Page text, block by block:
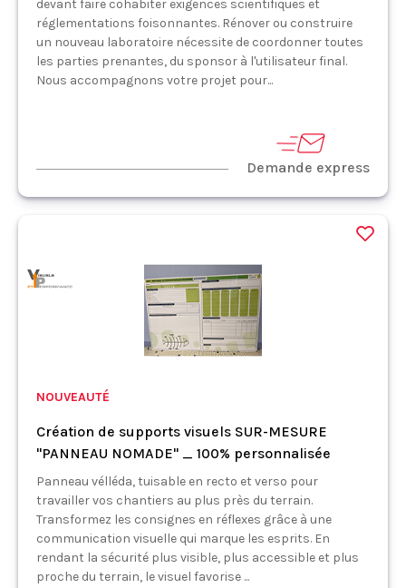
devant faire cohabiter exigences scientifiques et
réglementations foisonnantes. Rénover ou construire
un nouveau laboratoire nécessite de coordonner toutes
les parties prenantes, du sponsor à l'utilisateur final.
Nous accompagnons votre projet pour...
Demande express
NOUVEAUTÉ
Création de supports visuels SUR-MESURE
"PANNEAU NOMADE" _ 100% personnalisée
Panneau vélléda, tuisable en recto et verso pour
travailler vos chantiers au plus près du terrain.
Transformez les consignes en réflexes grâce à une
communication visuelle qui marque les esprits. En
rendant la sécurité plus visible, plus accessible et plus
proche du terrain, le visuel favorise ...